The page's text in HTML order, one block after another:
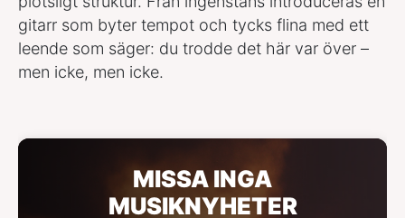
gitarr som byter tempot och tycks flina med ett
leende som säger: du trodde det här var över –
men icke, men icke.
MISSA INGA
MUSIKNYHETER